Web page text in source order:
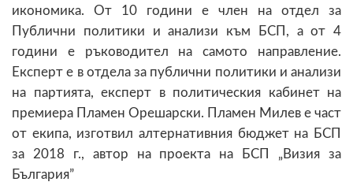
икономика. От 10 години е член на отдел за
Публични политики и анализи към БСП, а от 4
години е ръководител на самото направление.
Експерт е в отдела за публични политики и анализи
на партията, експерт в политическия кабинет на
премиера Пламен Орешарски. Пламен Милев е част
от екипа, изготвил алтернативния бюджет на БСП
за 2018 г., автор на проекта на БСП „Визия за
България”